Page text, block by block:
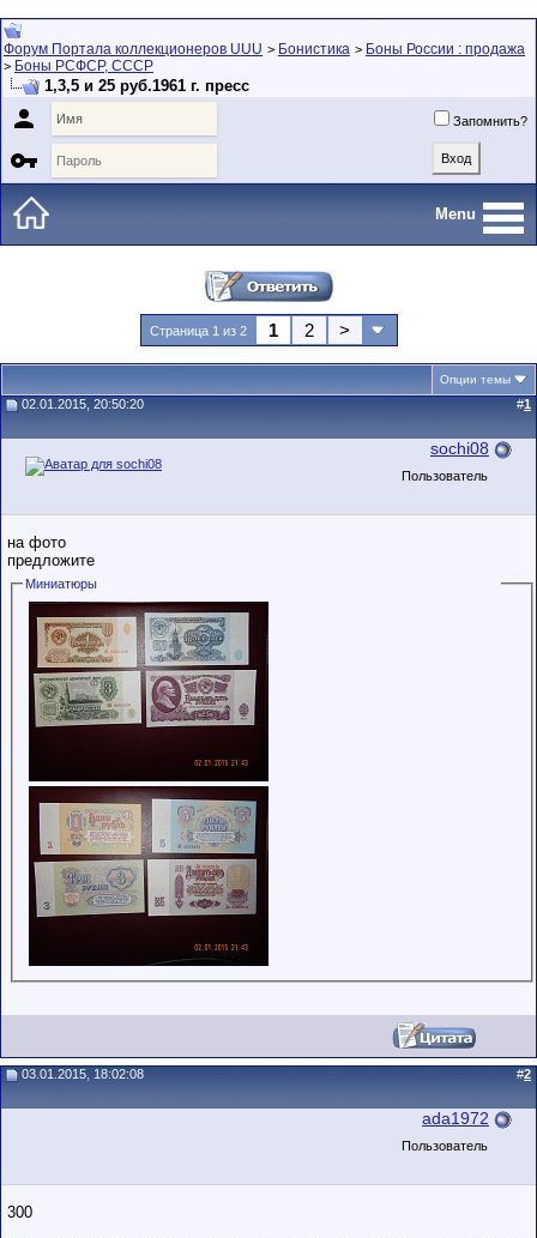
Форум Портала коллекционеров UUU > Бонистика > Боны России : продажа
> Боны РСФСР, СССР
1,3,5 и 25 руб.1961 г. пресс
 Запомнить?

Menu
Страница 1 из 2 1 2 >
Опции темы
02.01.2015, 20:50:20 #1
sochi08
Пользователь
на фото
предложите
Миниатюры
03.01.2015, 18:02:08 #2
ada1972
Пользователь
300